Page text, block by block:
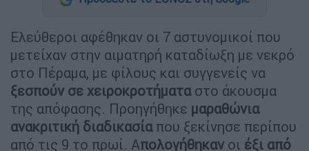
Ελεύθεροι αφέθηκαν οι 7 αστυνομικοί που
μετείχαν στην αιματηρή καταδίωξη με νεκρό
στο Πέραμα, με φίλους και συγγενείς να
ξεσπούν σε χειροκροτήματαστο άκουσμα
της απόφασης. Προηγήθηκε μαραθώνια
ανακριτική διαδικασίαπου ξεκίνησε περίπου
από τις 9 το πρωί. Απολογήθηκαν οι έξι από